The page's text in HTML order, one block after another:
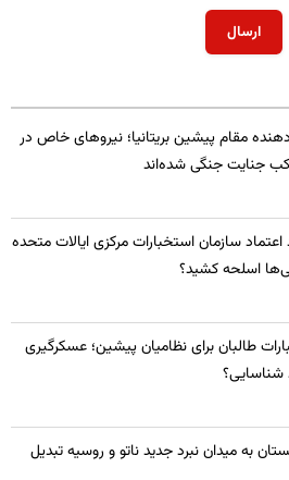
ارسال
مقام پیشین بریتانیا؛ نیروهای خاص در
جنایت جنگی شده‌اند
سازمان استخبارات مرکزی ایالات متحده
اسلحه کشید؟
طالبان برای نظامیان پیشین؛ عسکرگیری
شناسایی؟
به میدان نبرد جدید ناتو و روسیه تبدیل